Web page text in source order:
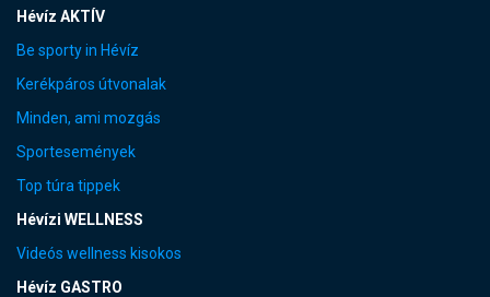
Hévíz AKTÍV
Be sporty in Hévíz
Kerékpáros útvonalak
Minden, ami mozgás
Sportesemények
Top túra tippek
Hévízi WELLNESS
Videós wellness kisokos
Hévíz GASTRO